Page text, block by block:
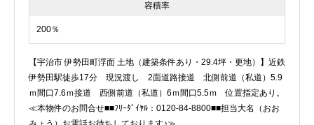
容積率
200％
【宇治市 伊勢田町浮面 土地（建築条件あり・29.4坪・更地）】近鉄
伊勢田駅徒歩17分 現況渡し 2面道路接道 北側前道（私道）5.9
ｍ間口7.6ｍ接道 西側前道（私道）6ｍ間口5.5ｍ 位置指定あり。
≪本物件のお問合せ■■ﾌﾘｰﾀﾞｲﾔﾙ：0120-84-8800■■担当大名（おお